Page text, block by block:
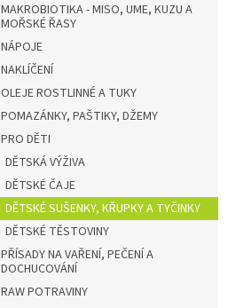
MAKROBIOTIKA - MISO, UME, KUZU A
MOŘSKÉ ŘASY
NÁPOJE
NAKLÍČENÍ
OLEJE ROSTLINNÉ A TUKY
POMAZÁNKY, PAŠTIKY, DŽEMY
PRO DĚTI
DĚTSKÁ VÝŽIVA
DĚTSKÉ ČAJE
DĚTSKÉ SUŠENKY, KŘUPKY A TYČINKY
DĚTSKÉ TĚSTOVINY
PŘÍSADY NA VAŘENÍ, PEČENÍ A
DOCHUCOVÁNÍ
RAW POTRAVINY